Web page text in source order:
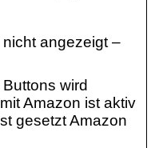
angezeigt –
wird
Amazon ist aktiv
gesetzt Amazon